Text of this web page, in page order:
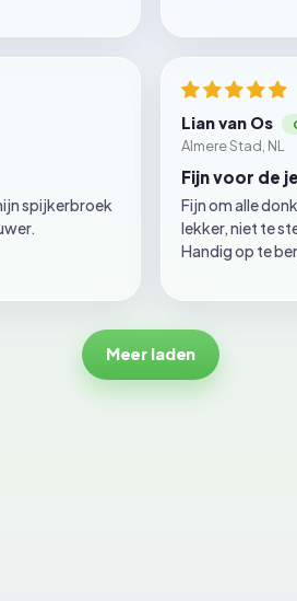
spijkerbroek
Lian van Os
Almere Stad, NL
Fijn voor de
Fijn om alle
lekker, niet te
Handig op te
Meer laden